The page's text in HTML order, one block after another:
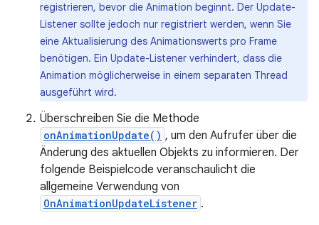
registrieren, bevor die Animation beginnt. Der Update-
Listener sollte jedoch nur registriert werden, wenn Sie
eine Aktualisierung des Animationswerts pro Frame
benötigen. Ein Update-Listener verhindert, dass die
Animation möglicherweise in einem separaten Thread
ausgeführt wird.
Überschreiben Sie die Methode
onAnimationUpdate() , um den Aufrufer über die
Änderung des aktuellen Objekts zu informieren. Der
folgende Beispielcode veranschaulicht die
allgemeine Verwendung von
OnAnimationUpdateListener .